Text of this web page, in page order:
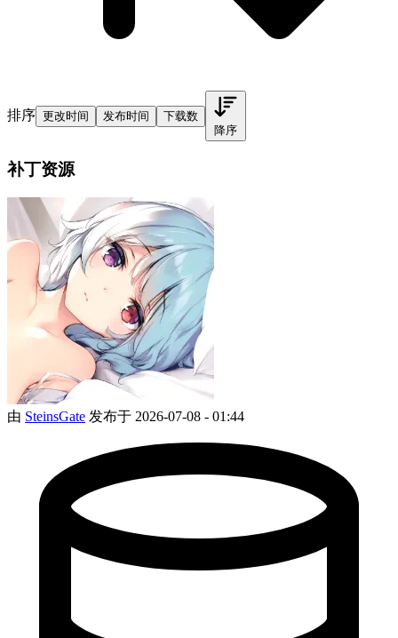
排序 更改时间 发布时间
下载数
降序
补丁资源
由 SteinsGate 发布于 2026-07-08 - 01:44